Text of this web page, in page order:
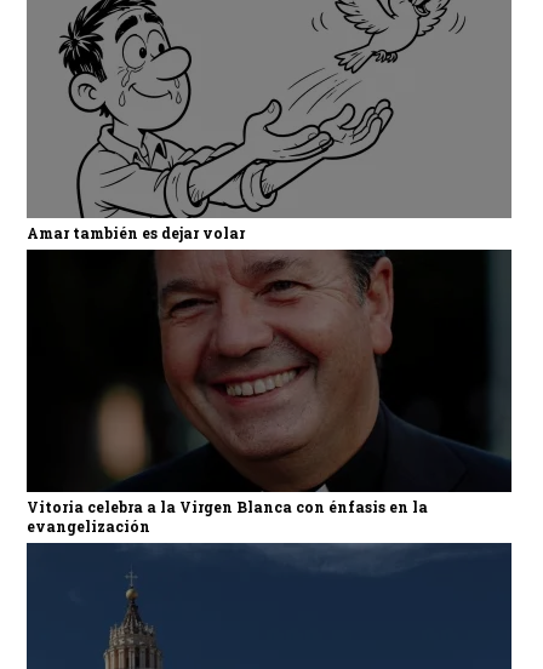
Amar también es dejar volar
Vitoria celebra a la Virgen Blanca con énfasis en la
evangelización